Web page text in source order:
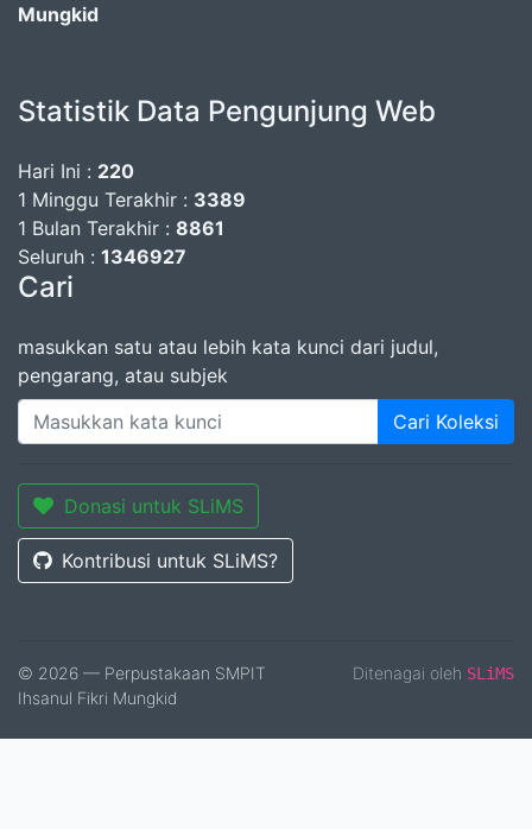
Mungkid
Statistik Data Pengunjung Web
Hari Ini : 220
1 Minggu Terakhir : 3389
1 Bulan Terakhir : 8861
Seluruh : 1346927
Cari
masukkan satu atau lebih kata kunci dari judul,
pengarang, atau subjek
Cari Koleksi
Donasi untuk SLiMS
Kontribusi untuk SLiMS?
© 2026 — Perpustakaan SMPIT
Ihsanul Fikri Mungkid
Ditenagai oleh SLiMS